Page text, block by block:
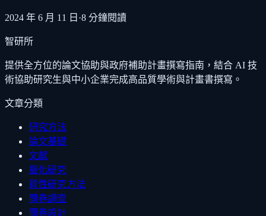
2024 年 6 月 11 日 ·8 分鐘閱讀
智研所
提供全方位的論文協助與政府補助計畫撰寫指南，結合 AI 技
術協助研究生與中小企業完成高品質學術與計畫書撰寫。
文章分類
研究方法
論文基礎
文獻
量化研究
質性研究方法
問卷調查
問卷設計